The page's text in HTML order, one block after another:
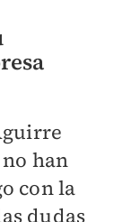
han
con la
dudas